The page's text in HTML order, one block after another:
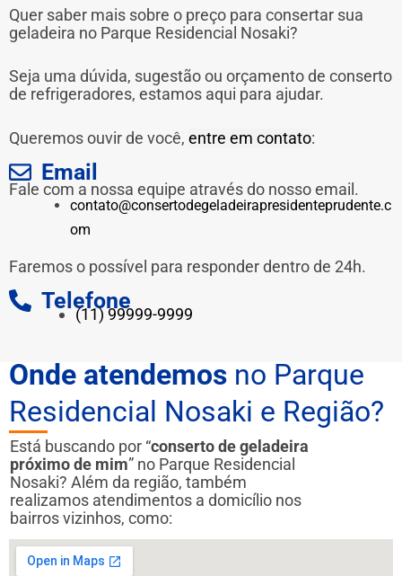
Quer saber mais sobre o preço para consertar sua
geladeira no Parque Residencial Nosaki?
Seja uma dúvida, sugestão ou orçamento de conserto
de refrigeradores, estamos aqui para ajudar.
Queremos ouvir de você, entre em contato:
Email
Fale com a nossa equipe através do nosso email.
contato@consertodegeladeirapresidenteprudente.c
om
Faremos o possível para responder dentro de 24h.
Telefone
(11) 99999-9999
Onde atendemos no Parque
Residencial Nosaki e Região?
Está buscando por “conserto de geladeira
próximo de mim” no Parque Residencial
Nosaki? Além da região, também
realizamos atendimentos a domicílio nos
bairros vizinhos, como: